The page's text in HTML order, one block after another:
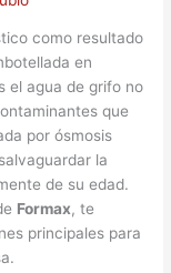
como resultado
en
el agua de grifo no
que
por ósmosis
la
de su edad.
Formax, te
principales para